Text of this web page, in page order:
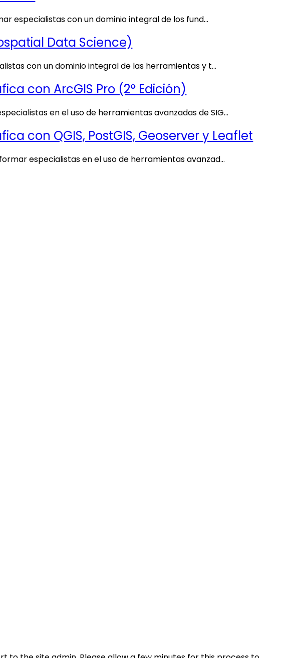
especialistas con un dominio integral de los fund…
Data Science)
con un dominio integral de las herramientas y t…
con ArcGIS Pro (2° Edición)
en el uso de herramientas avanzadas de SIG…
con QGIS, PostGIS, Geoserver y Leaflet
especialistas en el uso de herramientas avanzad…